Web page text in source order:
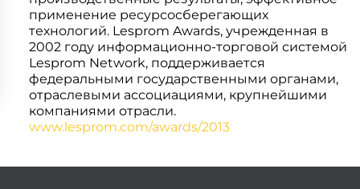
применение ресурсосберегающих
технологий. Lesprom Awards, учрежденная в
2002 году информационно-торговой системой
Lesprom Network, поддерживается
федеральными государственными органами,
отраслевыми ассоциациями, крупнейшими
компаниями отрасли.
www.lesprom.com/awards/2013